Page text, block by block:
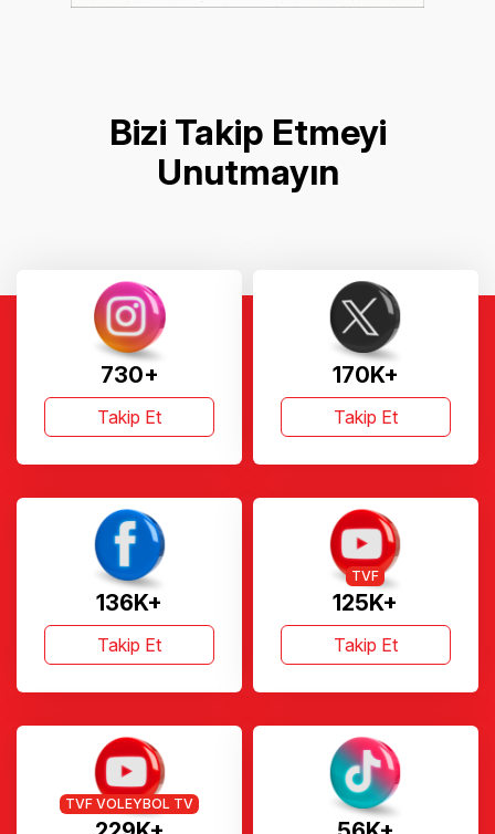
Bizi Takip Etmeyi
Unutmayın
730+
Takip Et
170K+
Takip Et
136K+
Takip Et
125K+
TVF
Takip Et
TVF VOLEYBOL TV